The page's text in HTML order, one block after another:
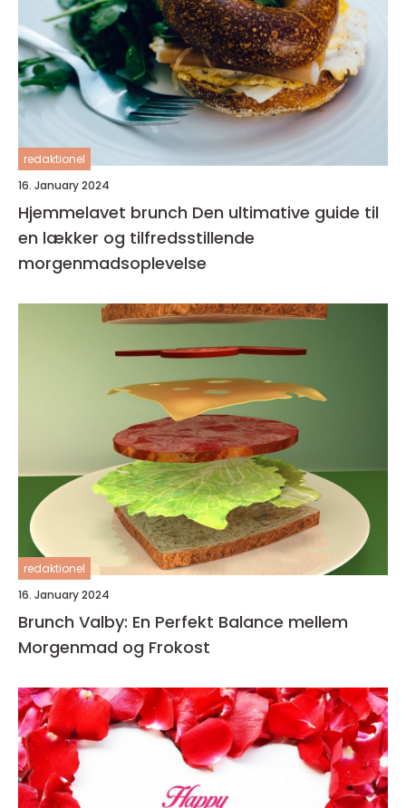
redaktionel
16. January 2024
Hjemmelavet brunch Den ultimative guide til
en lækker og tilfredsstillende
morgenmadsoplevelse
redaktionel
16. January 2024
Brunch Valby: En Perfekt Balance mellem
Morgenmad og Frokost